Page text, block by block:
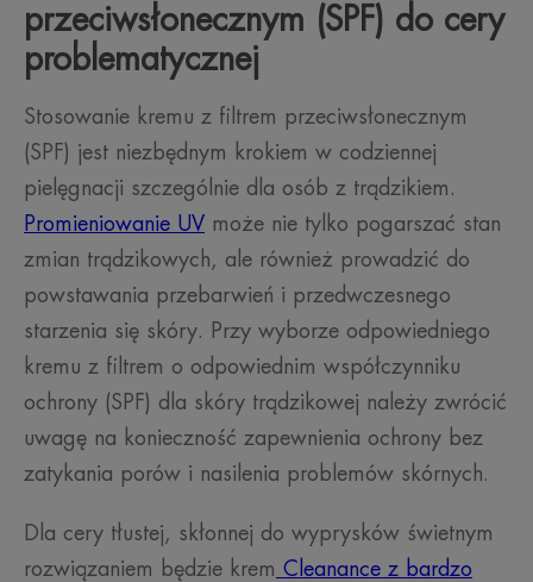
przeciwsłonecznym (SPF) do cery
problematycznej
Stosowanie kremu z filtrem przeciwsłonecznym
(SPF) jest niezbędnym krokiem w codziennej
pielęgnacji szczególnie dla osób z trądzikiem.
Promieniowanie UV może nie tylko pogarszać stan
zmian trądzikowych, ale również prowadzić do
powstawania przebarwień i przedwczesnego
starzenia się skóry. Przy wyborze odpowiedniego
kremu z filtrem o odpowiednim współczynniku
ochrony (SPF) dla skóry trądzikowej należy zwrócić
uwagę na konieczność zapewnienia ochrony bez
zatykania porów i nasilenia problemów skórnych.
Dla cery tłustej, skłonnej do wyprysków świetnym
rozwiązaniem będzie krem Cleanance z bardzo